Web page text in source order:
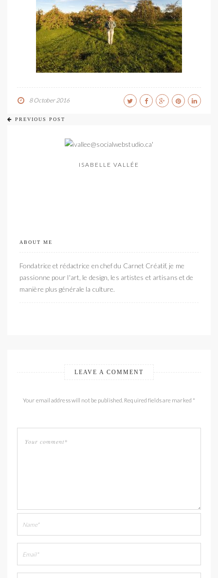
8 October 2016
PREVIOUS POST
ISABELLE VALLÉE
ABOUT ME
Fondatrice et rédactrice en chef du Carnet Créatif, je me
passionne pour l'art, le design, les artistes et artisans et de
manière plus générale la culture.
LEAVE A COMMENT
Your email address will not be published. Required fields are marked *